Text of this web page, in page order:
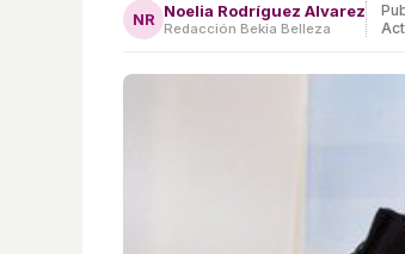
NR Noelia Rodríguez Alvarez
Redacción Bekia Belleza